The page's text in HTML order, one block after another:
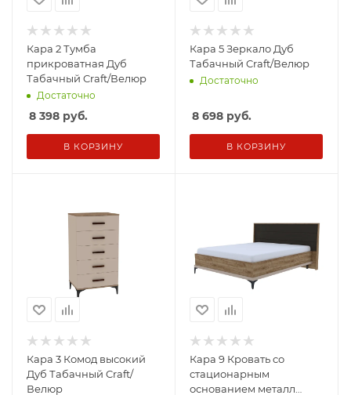
Кара 2 Тумба
прикроватная Дуб
Табачный Craft/Велюр
Достаточно
8 398 руб.
В КОРЗИНУ
Кара 5 Зеркало Дуб
Табачный Craft/Велюр
Достаточно
8 698 руб.
В КОРЗИНУ
Кара 3 Комод высокий
Дуб Табачный Craft/
Велюр
Кара 9 Кровать со
стационарным
основанием металл